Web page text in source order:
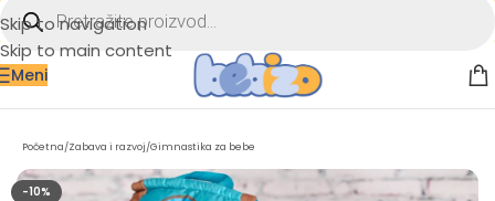
Skip to navigation
Skip to main content
Meni
Početna/Zabava i razvoj/Gimnastika za bebe
-10%